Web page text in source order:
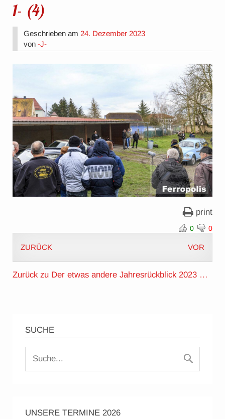
1- (4)
Geschrieben am 24. Dezember 2023
von-J-
print
0 0
ZURÜCK VOR
Zurück zu Der etwas andere Jahresrückblick 2023 …
SUCHE
UNSERE TERMINE 2026